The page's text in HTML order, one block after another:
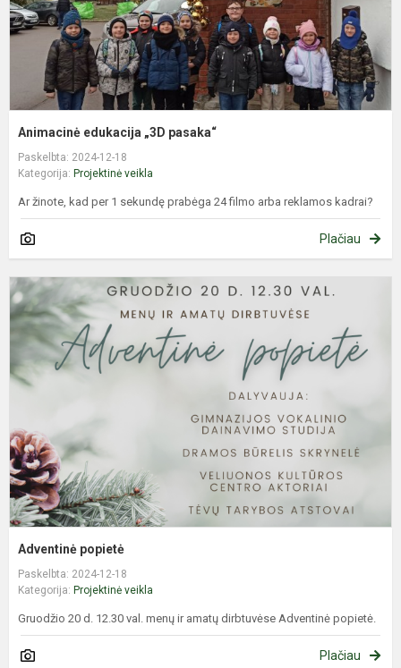
Animacinė edukacija „3D pasaka“
Paskelbta: 2024-12-18
Kategorija: Projektinė veikla
Ar žinote, kad per 1 sekundę prabėga 24 filmo arba reklamos kadrai?
Plačiau
Adventinė popietė
Paskelbta: 2024-12-18
Kategorija: Projektinė veikla
Gruodžio 20 d. 12.30 val. menų ir amatų dirbtuvėse Adventinė popietė.
Plačiau